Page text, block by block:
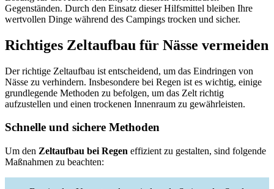
Gegenständen. Durch den Einsatz dieser Hilfsmittel bleiben Ihre
wertvollen Dinge während des Campings trocken und sicher.
Richtiges Zeltaufbau für Nässe vermeiden
Der richtige Zeltaufbau ist entscheidend, um das Eindringen von
Nässe zu verhindern. Insbesondere bei Regen ist es wichtig, einige
grundlegende Methoden zu befolgen, um das Zelt richtig
aufzustellen und einen trockenen Innenraum zu gewährleisten.
Schnelle und sichere Methoden
Um den Zeltaufbau bei Regen effizient zu gestalten, sind folgende
Maßnahmen zu beachten: